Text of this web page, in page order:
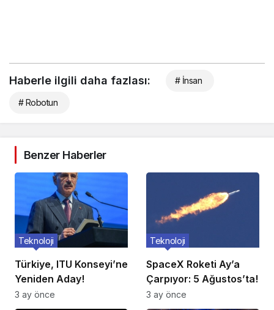
Haberle ilgili daha fazlası: # İnsan
# Robotun
Benzer Haberler
Türkiye, ITU Konseyi’ne
Yeniden Aday!
Teknoloji
3 ay önce
SpaceX Roketi Ay’a
Çarpıyor: 5 Ağustos’ta!
Teknoloji
3 ay önce